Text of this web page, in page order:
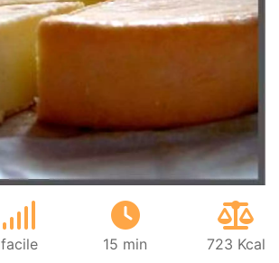
facile 15 min 723 Kcal